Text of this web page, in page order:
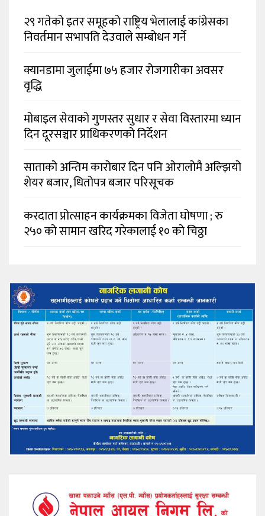
२९ गतेको इतर समूहको राष्ट्रिय भेलालाई कांग्रेसका
निवर्तमान सभापति देउवाले सम्बोधन गर्ने
क्यानडामा जुलाईमा ७५ हजार रोजगारीका अवसर
वृद्धि
मोबाइल सेवाको गुणस्तर सुधार र सेवा विस्तारमा ध्यान
दिन दूरसञ्चार प्राधिकरणको निर्देशन
साताको अन्तिम कारोबार दिन पनि ओरालोमै अल्झियो
शेयर बजार, धितोपत्र बजार परिसूचक
करदाता प्रोत्साहन कार्यक्रमका विजेता घोषणा ; रु
२५० को सामान खरिद गरेकालाई १० को चिठ्ठा